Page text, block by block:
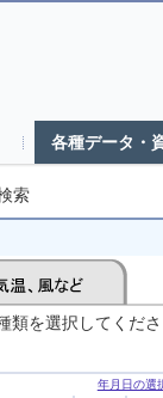
各種データ・
索
類を選択してくだ
年月日の選